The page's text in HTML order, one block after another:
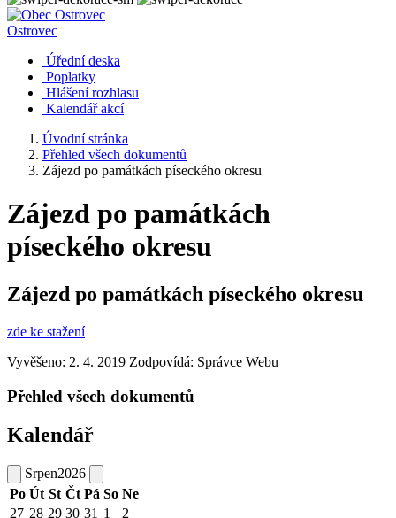
Ostrovec
Úřední deska
Poplatky
Hlášení rozhlasu
Kalendář akcí
Úvodní stránka
Přehled všech dokumentů
Zájezd po památkách píseckého okresu
Zájezd po památkách
píseckého okresu
Zájezd po památkách píseckého okresu
zde ke stažení
Vyvěšeno: 2. 4. 2019 Zodpovídá: Správce Webu
Přehled všech dokumentů
Kalendář
Srpen2026
Po Út St Čt Pá So Ne
27 28 29 30 31 1
2